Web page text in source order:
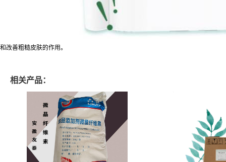
和改善粗糙皮肤的作用。
相关产品：